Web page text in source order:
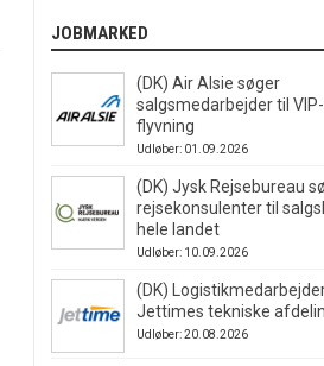
JOBMARKED
(DK) Air Alsie søger
salgsmedarbejder til
flyvning
Udløber: 01.09.2026
(DK) Jysk Rejsebureau
rejsekonsulenter til
hele landet
Udløber: 10.09.2026
(DK)
Jettimes tekniske
Udløber: 20.08.2026